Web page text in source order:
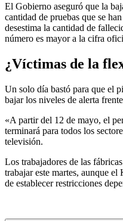
El Gobierno aseguró que la
cantidad de pruebas que se
desestima la cantidad de
número es mayor a la cifra
¿Víctimas de la
Un solo día bastó para que el
bajar los niveles de alerta
«A partir del 12 de mayo, el
terminará para todos los
televisión.
Los trabajadores de las
trabajar este martes, aunque
de establecer restricciones